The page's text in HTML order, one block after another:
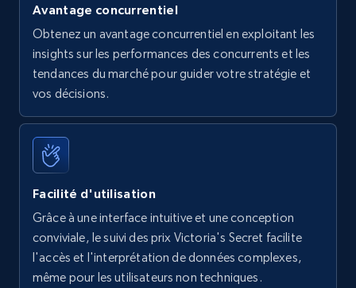
Avantage concurrentiel
Obtenez un avantage concurrentiel en exploitant les
insights sur les performances des concurrents et les
tendances du marché pour guider votre stratégie et
vos décisions.
Facilité d'utilisation
Grâce à une interface intuitive et une conception
conviviale, le suivi des prix Victoria's Secret facilite
l'accès et l'interprétation de données complexes,
même pour les utilisateurs non techniques.